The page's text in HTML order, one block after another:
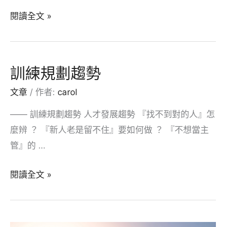
ESG
續
概
閱讀全文 »
訓練規劃趨勢
文章 / 作者: carol
—— 訓練規劃趨勢 人才發展趨勢 『找不到對的人』怎
麼辨 ？ 『新人老是留不住』要如何做 ？ 『不想當主
管』的 …
訓
劃
閱讀全文 »